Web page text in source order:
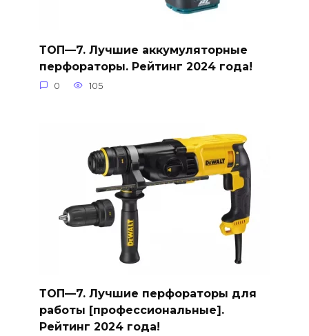
ТОП—7. Лучшие аккумуляторные
перфораторы. Рейтинг 2024 года!
0 105
ТОП—7. Лучшие перфораторы для
работы [профессиональные].
Рейтинг 2024 года!